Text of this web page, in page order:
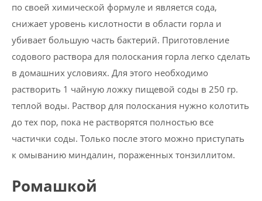
по своей химической формуле и является сода,
снижает уровень кислотности в области горла и
убивает большую часть бактерий. Приготовление
содового раствора для полоскания горла легко сделать
в домашних условиях. Для этого необходимо
растворить 1 чайную ложку пищевой соды в 250 гр.
теплой воды. Раствор для полоскания нужно колотить
до тех пор, пока не растворятся полностью все
частички соды. Только после этого можно приступать
к омыванию миндалин, пораженных тонзиллитом.
Ромашкой